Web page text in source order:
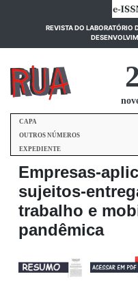
REVISTA DO LABORATÓRIO
CAPA
OUTROS NÚMEROS
EXPEDIENTE
Empresas-
sujeitos-
trabalho e
pandêmica